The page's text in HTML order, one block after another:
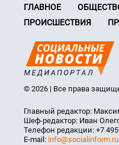
ГЛАВНОЕ
ПРОИСШЕСТВИЯ
© 2026 | Все права
Главный редактор:
Шеф-редактор: Иван
Телефон редакции: +7
E-mail: info@socialinform.ru